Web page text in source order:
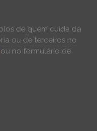
de quem cuida da
ou de terceiros no
ou no formulário de